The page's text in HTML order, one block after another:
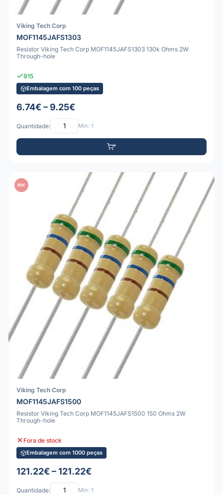
Viking Tech Corp
MOF1145JAFS1303
Resistor Viking Tech Corp MOF1145JAFS1303 130k Ohms 2W
Through-hole
915
Embalagem com 100 peças
6.74€ – 9.25€
Quantidade: Mín: 1
PDF
Viking Tech Corp
MOF1145JAFS1500
Resistor Viking Tech Corp MOF1145JAFS1500 150 Ohms 2W
Through-hole
Fora de stock
Embalagem com 1000 peças
121.22€ – 121.22€
Quantidade: Mín: 1